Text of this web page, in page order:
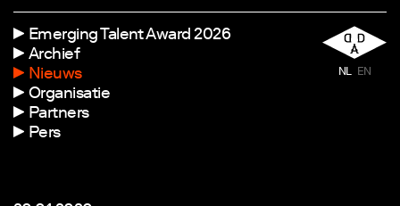
Emerging Talent Award 2026
Archief
Nieuws
Organisatie
Partners
Pers
NL EN